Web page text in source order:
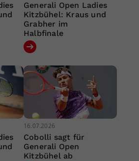
Generali Open Ladies
Kitzbühel: Kraus und
Grabher im
Halbfinale
16.07.2026
Cobolli sagt für
Generali Open
Kitzbühel ab